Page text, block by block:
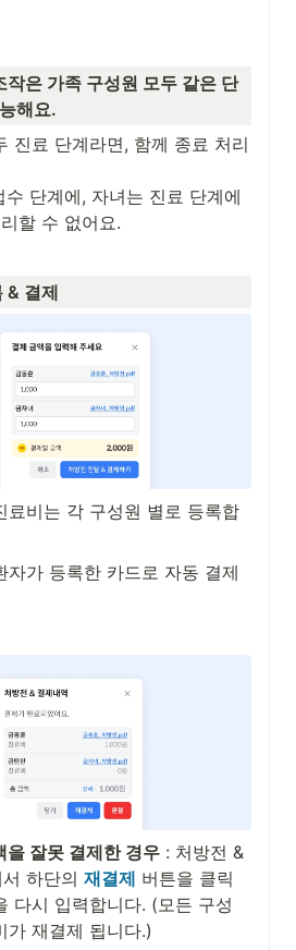
해요.
진료 단계라면, 함께 종료 처리
단계에, 자녀는 진료 단계에
할 수 없어요.
& 결제
료비는 각 구성원 별로 등록합
자가 등록한 카드로 자동 결제
을 잘못 결제한 경우 : 처방전 &
하단의 재결제 버튼을 클릭
다시 입력합니다. (모든 구성
가 재결제 됩니다.)